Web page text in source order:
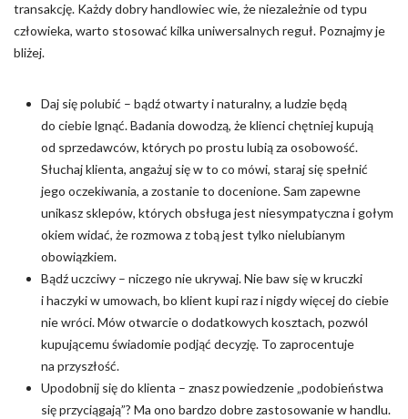
transakcję. Każdy dobry handlowiec wie, że niezależnie od typu
człowieka, warto stosować kilka uniwersalnych reguł. Poznajmy je
bliżej.
Daj się polubić – bądź otwarty i naturalny, a ludzie będą
do ciebie lgnąć. Badania dowodzą, że klienci chętniej kupują
od sprzedawców, których po prostu lubią za osobowość.
Słuchaj klienta, angażuj się w to co mówi, staraj się spełnić
jego oczekiwania, a zostanie to docenione. Sam zapewne
unikasz sklepów, których obsługa jest niesympatyczna i gołym
okiem widać, że rozmowa z tobą jest tylko nielubianym
obowiązkiem.
Bądź uczciwy – niczego nie ukrywaj. Nie baw się w kruczki
i haczyki w umowach, bo klient kupi raz i nigdy więcej do ciebie
nie wróci. Mów otwarcie o dodatkowych kosztach, pozwól
kupującemu świadomie podjąć decyzję. To zaprocentuje
na przyszłość.
Upodobnij się do klienta – znasz powiedzenie „podobieństwa
się przyciągają”? Ma ono bardzo dobre zastosowanie w handlu.
Nieklasyfikowane pliki cookie, to pliki, które są w procesie
klasyfikowania, wraz z dostawcami poszczególnych ciasteczek.
Zapisz moje preferencje
Akceptuj wszystko